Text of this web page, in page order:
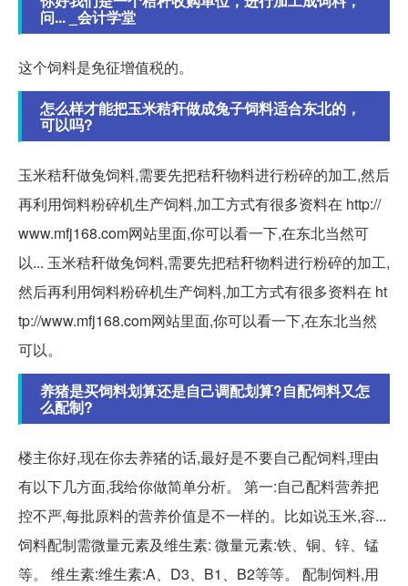
问... _会计学堂
这个饲料是免征增值税的。
怎么样才能把玉米秸秆做成兔子饲料适合东北的，
可以吗?
玉米秸秆做兔饲料,需要先把秸秆物料进行粉碎的加工,然后
再利用饲料粉碎机生产饲料,加工方式有很多资料在 http://
www.mfj168.com网站里面,你可以看一下,在东北当然可
以... 玉米秸秆做兔饲料,需要先把秸秆物料进行粉碎的加工,
然后再利用饲料粉碎机生产饲料,加工方式有很多资料在 ht
tp://www.mfj168.com网站里面,你可以看一下,在东北当然
可以。
养猪是买饲料划算还是自己调配划算?自配饲料又怎
么配制?
楼主你好,现在你去养猪的话,最好是不要自己配饲料,理由
有以下几方面,我给你做简单分析。 第一:自己配料营养把
控不严,每批原料的营养价值是不一样的。比如说玉米,容...
饲料配制需微量元素及维生素: 微量元素:铁、铜、锌、锰
等。 维生素:维生素:A、D3、B1、B2等等。 配制饲料,用